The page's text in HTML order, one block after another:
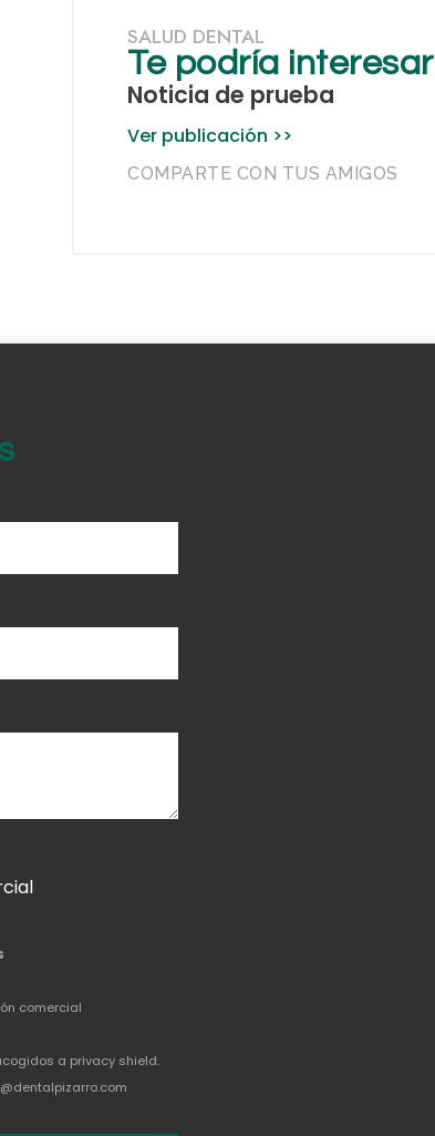
SALUD DENTAL
Te podría interesar
Noticia de prueba
Ver publicación >>
COMPARTE CON TUS AMIGOS
comercial
a privacy shield.